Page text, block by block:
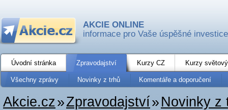
AKCIE ONLINE
informace pro Vaše úspěšné investice
Úvodní stránka Zpravodajství Kurzy CZ Kurzy
Všechny zprávy Novinky z trhů Komentáře a doporučení
Akcie.cz»Zpravodajství» Novinky z